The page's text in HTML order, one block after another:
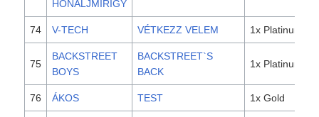
HÓNALJMIRIGY
74 V-TECH VÉTKEZZ VELEM 1x Platinum
75
BACKSTREET
BOYS
BACKSTREET`S
BACK
1x Platinum
76 ÁKOS TEST 1x Gold